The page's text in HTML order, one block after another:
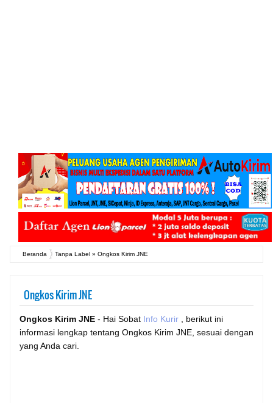
Beranda Tanpa Label » Ongkos Kirim JNE
Ongkos Kirim JNE
Ongkos Kirim JNE - Hai Sobat Info Kurir
, berikut ini
informasi lengkap tentang Ongkos Kirim JNE, sesuai dengan
yang Anda cari.